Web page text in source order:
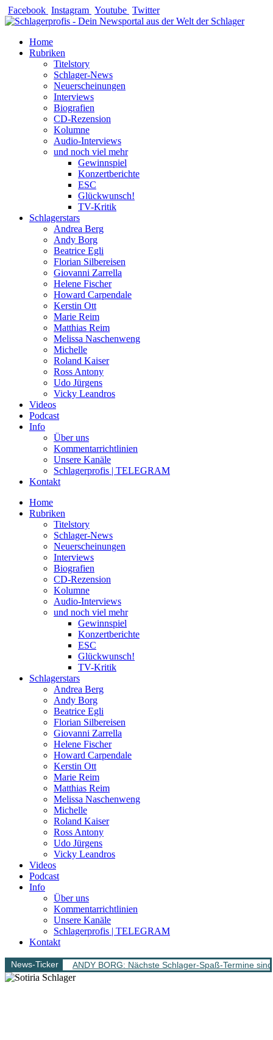
Zum
Inhalt
Facebook Instagram Youtube Twitter
Home
Rubriken
Titelstory
Schlager-News
Neuerscheinungen
Interviews
Biografien
CD-Rezension
Kolumne
Audio-Interviews
und noch viel mehr
Gewinnspiel
Konzertberichte
ESC
Glückwunsch!
TV-Kritik
Schlagerstars
Andrea Berg
Andy Borg
Beatrice Egli
Florian Silbereisen
Giovanni Zarrella
Helene Fischer
Howard Carpendale
Kerstin Ott
Marie Reim
Matthias Reim
Melissa Naschenweng
Michelle
Roland Kaiser
Ross Antony
Udo Jürgens
Vicky Leandros
Videos
Podcast
Info
Über uns
Kommentarrichtlinien
Unsere Kanäle
Schlagerprofis | TELEGRAM
Kontakt
Home
Rubriken
Titelstory
Schlager-News
Neuerscheinungen
Interviews
Biografien
CD-Rezension
Kolumne
Audio-Interviews
und noch viel mehr
Gewinnspiel
Konzertberichte
ESC
Glückwunsch!
TV-Kritik
Schlagerstars
Andrea Berg
Andy Borg
Beatrice Egli
Florian Silbereisen
Giovanni Zarrella
Helene Fischer
Howard Carpendale
Kerstin Ott
Marie Reim
Matthias Reim
Melissa Naschenweng
Michelle
Roland Kaiser
Ross Antony
Udo Jürgens
Vicky Leandros
Videos
Podcast
Info
Über uns
Kommentarrichtlinien
Unsere Kanäle
Schlagerprofis | TELEGRAM
Kontakt
News-Ticker ANDY BORG: Nächste Schlager-Spaß-Termine